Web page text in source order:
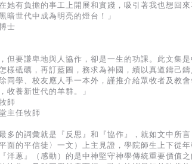
她有負擔的事工上開展和實踐，吸引著我也想回
暗世代中成為明亮的燈台！」
士
，但要謙卑地與人協作，卻是一生的功課。此文集
樣砥礪，再訂藍圖，務求為神國，續以真道鑄己
同學、校友應人手一本外，謹推介給眾牧者及教
牧養新世代的羊群。」
師
主任牧師
最多的詞彙就是『反思』和『協作』，就如文中所
面的平信徒〉一文）上主見證，學院師生上下從
洋蔥』（感動）的是中神堅守神學傳統重要價值